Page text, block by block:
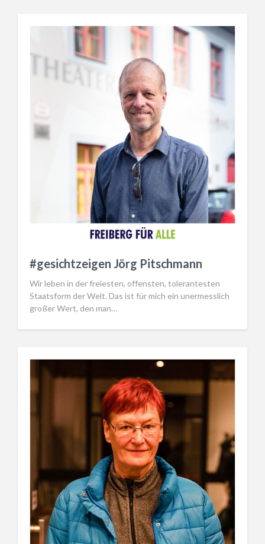
#gesichtzeigen Jörg Pitschmann
Wir leben in der freiesten, offensten, tolerantesten
Staatsform der Welt. Das ist für mich ein unermesslich
großer Wert, den man…